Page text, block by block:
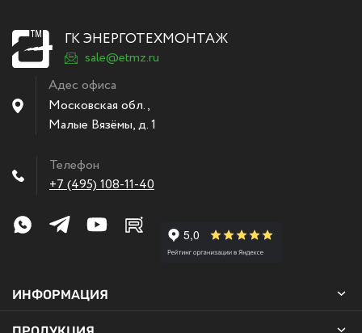
ГК ЭНЕРГОТЕХМОНТАЖ
sale@etmz.ru
Адес офиса
Московская обл.,
Малые Вязёмы,д. 1
Телефон
+7 (495) 108-11-40
ИНФОРМАЦИЯ